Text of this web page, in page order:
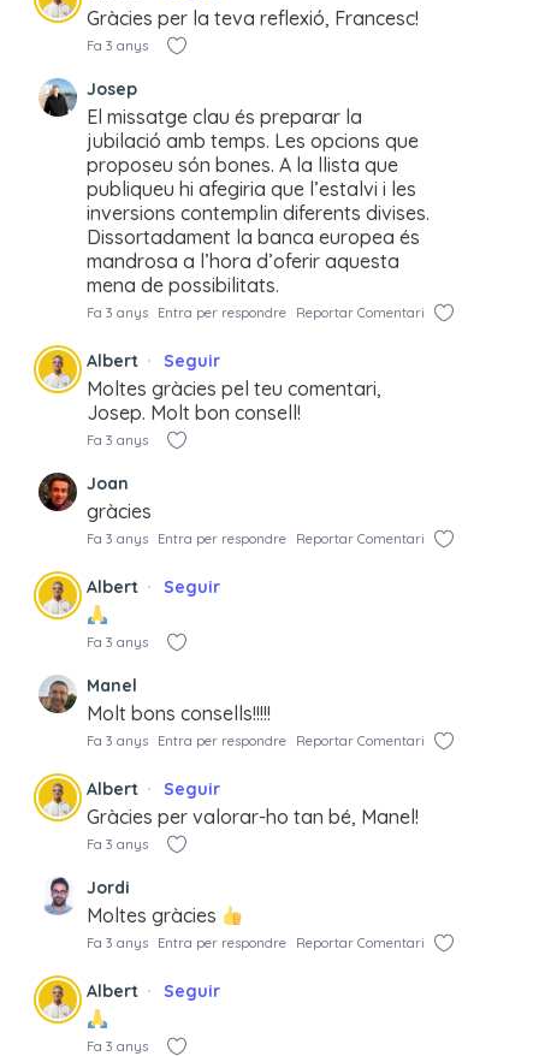
Gràcies per la teva reflexió, Francesc!
Fa 3 anys
Josep
El missatge clau és preparar la
jubilació amb temps. Les opcions que
proposeu són bones. A la llista que
publiqueu hi afegiria que l’estalvi i les
inversions contemplin diferents divises.
Dissortadament la banca europea és
mandrosa a l’hora d’oferir aquesta
mena de possibilitats.
Fa 3 anys Entra per respondre Reportar Comentari
Albert Seguir
Moltes gràcies pel teu comentari,
Josep. Molt bon consell!
Fa 3 anys
Joan
gràcies
Fa 3 anys Entra per respondre Reportar Comentari
Albert Seguir
Fa 3 anys
Manel
Molt bons consells!!!!!
Fa 3 anys Entra per respondre Reportar Comentari
Albert Seguir
Gràcies per valorar-ho tan bé, Manel!
Fa 3 anys
Jordi
Moltes gràcies
Fa 3 anys Entra per respondre Reportar Comentari
Albert Seguir
Fa 3 anys